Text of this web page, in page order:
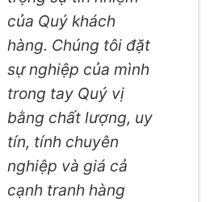
của Quý khách
hàng. Chúng tôi đặt
sự nghiệp của mình
trong tay Quý vị
bằng chất lượng, uy
tín, tính chuyên
nghiệp và giá cả
cạnh tranh hàng